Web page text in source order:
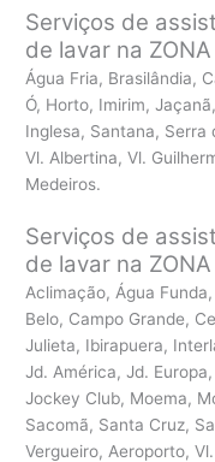
Serviços de
de lavar na ZONA
Água Fria, Brasilândia,
Ó, Horto, Imirim,
Inglesa, Santana, Serra
Vl. Albertina, Vl.
Medeiros.
Serviços de
de lavar na
Aclimação, Água
Belo, Campo Grande,
Julieta, Ibirapuera,
Jd. América, Jd.
Jockey Club, Moema,
Sacomã, Santa Cruz,
Vergueiro, Aeroporto,